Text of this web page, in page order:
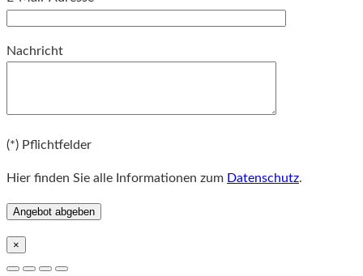
Nachricht
(*) Pflichtfelder
Hier finden Sie alle Informationen zum Datenschutz.
×